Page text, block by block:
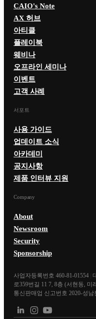
CAIO's Note
AX 허브
아티클
플레이북
웨비나
오프라인 세미나
이벤트
고객 사례
서포트
사용 가이드
업데이트 소식
아카데미
공지사항
제품 인터뷰 지원
Company
About
Newsroom
Security
Sponsorship
사업자등록번호 460-81-01554
로359번길 11 7, 8층 (서현동, 미
통신판매업 신고번호 2020-성남